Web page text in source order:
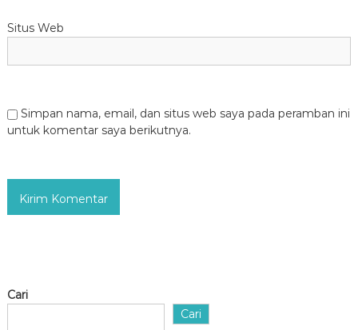
Situs Web
Simpan nama, email, dan situs web saya pada peramban ini
untuk komentar saya berikutnya.
Cari
Cari